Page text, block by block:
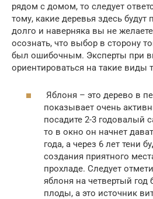
рядом с домом, то следует
тому, какие деревья здесь
долго и наверняка вы не
осознать, что выбор в сторону
был ошибочным. Эксперты при
ориентироваться на такие виды
Яблоня – это дерево в
показывает очень
посадите 2-3 годовалый
то в окно он начнет
года, а через 6 лет тени
создания приятного
прохладе. Следует
яблоня на четвертый год
плоды, а это источник